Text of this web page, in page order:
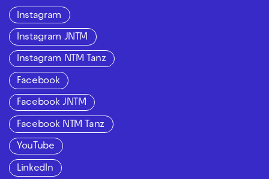
Instagram
Instagram JNTM
Instagram NTM Tanz
Facebook
Facebook JNTM
Facebook NTM Tanz
YouTube
LinkedIn